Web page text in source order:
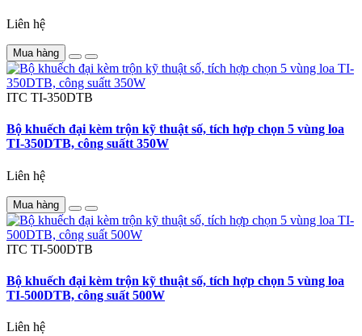
Liên hệ
Mua hàng
ITC TI-350DTB
Bộ khuếch đại kèm trộn kỹ thuật số, tích hợp chọn 5 vùng loa
TI-350DTB, công suấtt 350W
Liên hệ
Mua hàng
ITC TI-500DTB
Bộ khuếch đại kèm trộn kỹ thuật số, tích hợp chọn 5 vùng loa
TI-500DTB, công suất 500W
Liên hệ